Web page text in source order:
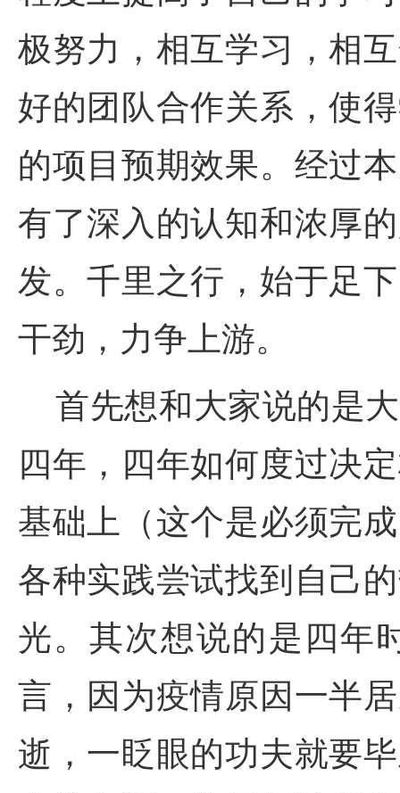
极努力，相互学习，相
好的团队合作关系，使
的项目预期效果。经过
有了深入的认知和浓厚
发。千里之行，始于足
干劲，力争上游。
首先想和大家说的是
四年，四年如何度过决
基础上（这个是必须完
各种实践尝试找到自己
光。其次想说的是四年
言，因为疫情原因一半
逝，一眨眼的功夫就要